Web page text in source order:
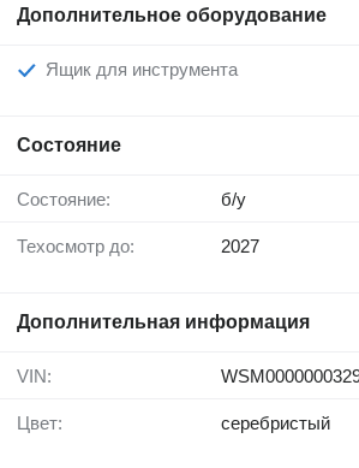
Дополнительное оборудование
Ящик для инструмента
Состояние
Состояние: б/у
Техосмотр до: 2027
Дополнительная информация
VIN:
Цвет: серебристый